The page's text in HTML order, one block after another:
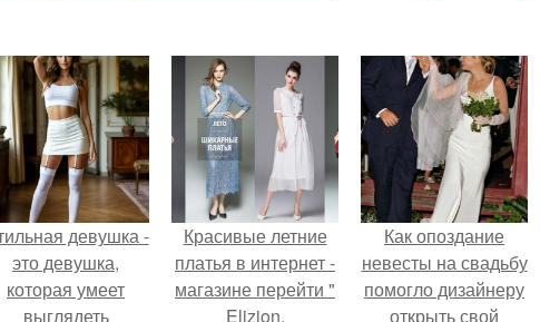
девушка -
это девушка,
которая умеет
выглядеть
Красивые летние
платья в интернет -
магазине перейти "
Elizion.
Как опоздание
невесты на свадьбу
помогло дизайнеру
открыть свой